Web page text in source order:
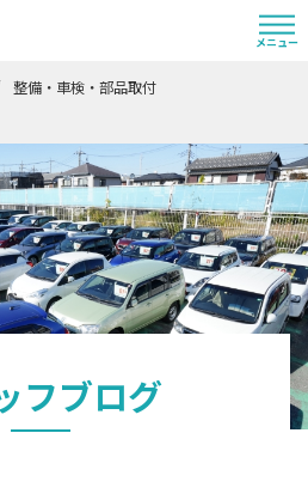
整備・車検・部品取付
フブログ